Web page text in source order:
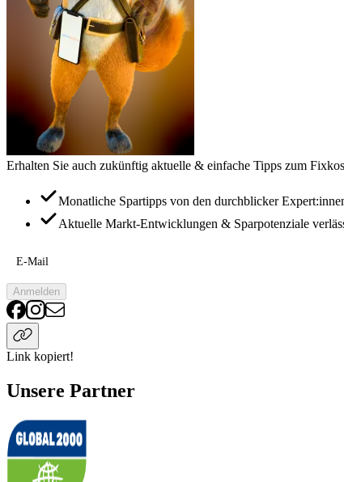
Erhalten Sie auch zukünftig aktuelle & einfache Tipps zum
Monatliche Spartipps von den durchblicker
Aktuelle Markt-Entwicklungen & Sparpotenziale
E-Mail
Anmelden
Link kopiert!
Unsere Partner